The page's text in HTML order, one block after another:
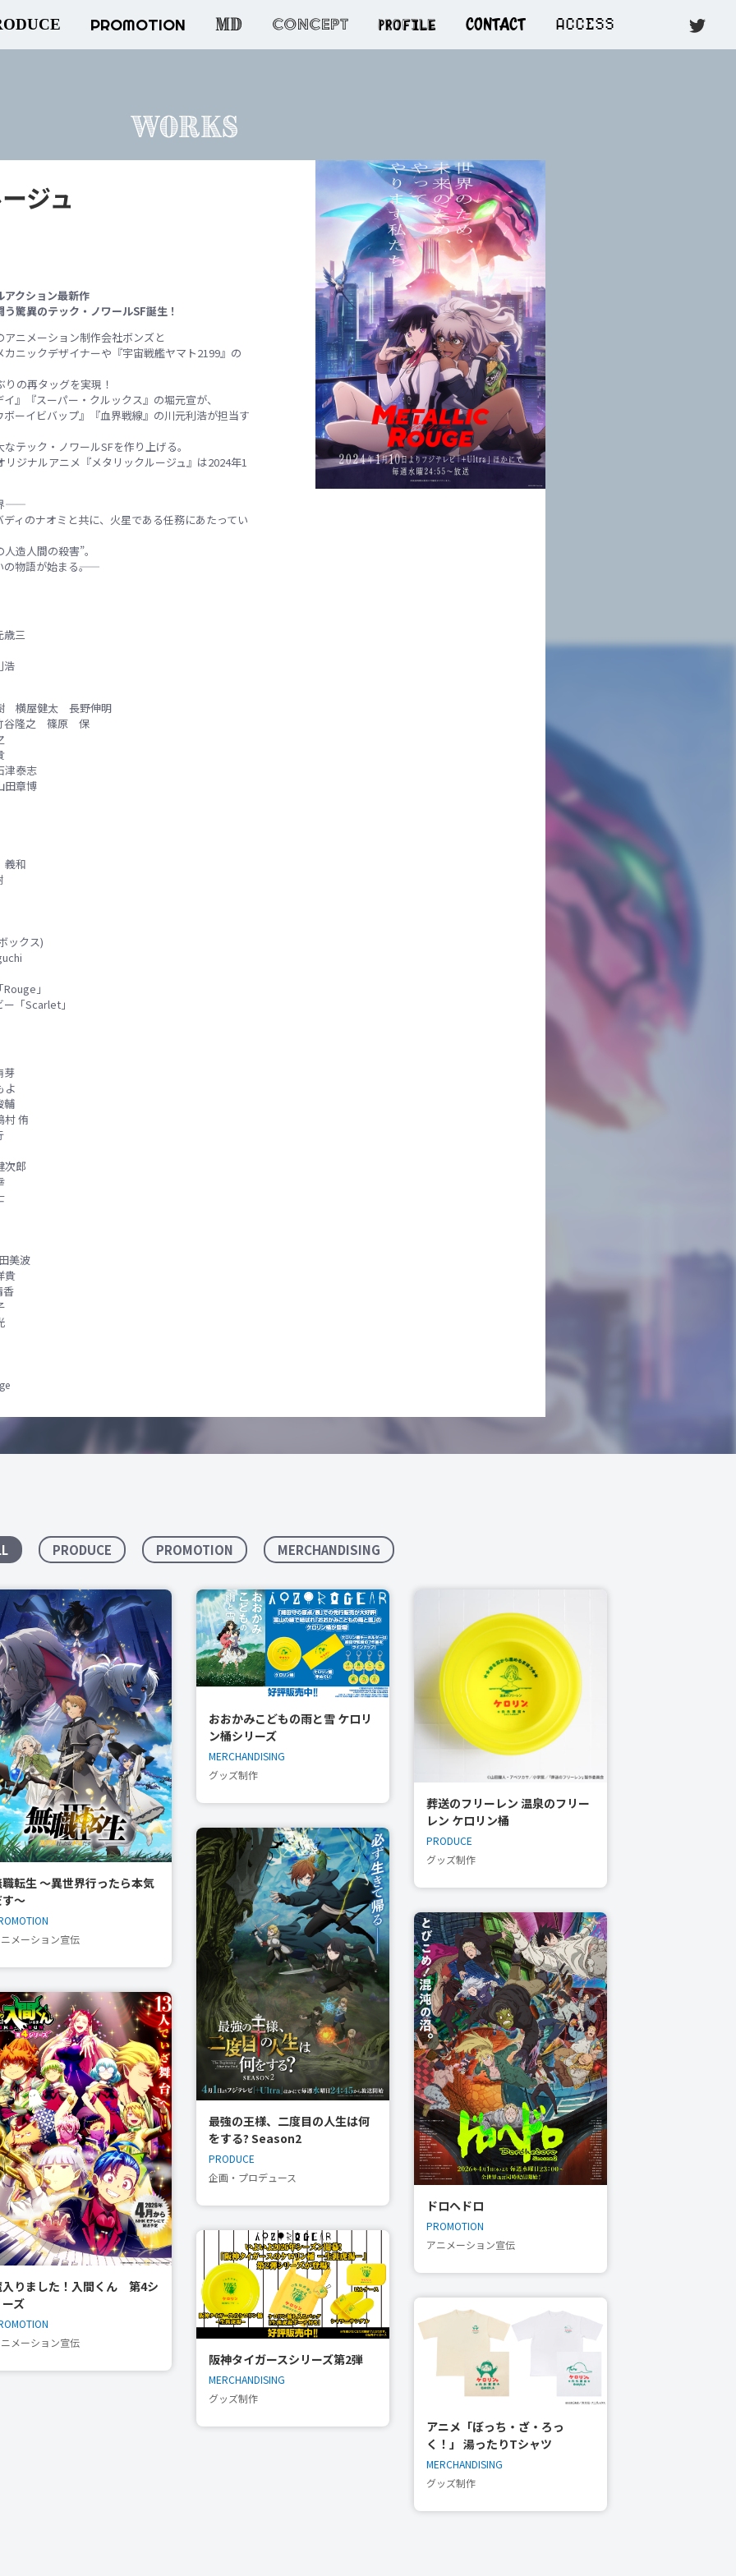
PROMOTION MD CONCEPT PROFILE CONTACT ACCESS
WORKS
ジュ
クション最新作
驚異のテック・ノワールSF誕生！
ニメーション制作会社ボンズと
ニックデザイナーや『宇宙戦艦ヤマト2199』の
の再タッグを実現！
』『スーパー・クルックス』の堀元宣が、
ーイビバップ』『血界戦線』の川元利浩が担当す
テック・ノワールSFを作り上げる。
ジナルアニメ『メタリックルージュ』は2024年1
ィのナオミと共に、火星である任務にあたってい
造人間の殺害”。
物語が始まる――。
三
浩
横屋健太 長野伸明
谷隆之 篠原 保
津泰志
田章博
義和
ックス)
」
「Scarlet」
芽
よ
輔
村 侑
次郎
美波
貴
香
PRODUCE PROMOTION MERCHANDISING
転生 〜異世界行ったら本気
〜
メーション宣伝
おおかみこどもの雨と雪 ケロリ
ン桶シリーズ
MERCHANDISING
グッズ制作
葬送のフリーレン 温泉のフリー
レン ケロリン桶
PRODUCE
グッズ制作
最強の王様、二度目の人生は何
をする? Season2
PRODUCE
企画・プロデュース
ドロヘドロ
PROMOTION
アニメーション宣伝
入りました！入間くん 第4シ
ズ
メーション宣伝
阪神タイガースシリーズ第2弾
MERCHANDISING
グッズ制作
アニメ「ぼっち・ざ・ろっ
く！」 湯ったりTシャツ
MERCHANDISING
グッズ制作